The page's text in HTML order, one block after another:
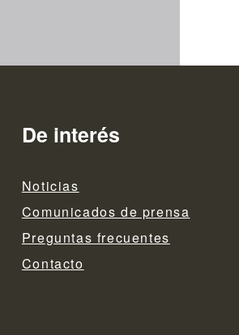
De interés
Noticias
Comunicados de prensa
Preguntas frecuentes
Contacto